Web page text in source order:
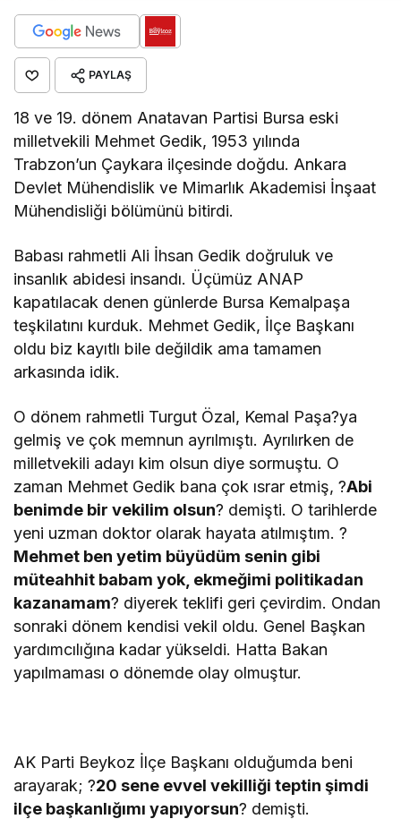
PAYLAŞ
18 ve 19. dönem Anatavan Partisi Bursa eski
milletvekili Mehmet Gedik, 1953 yılında
Trabzon’un Çaykara ilçesinde doğdu. Ankara
Devlet Mühendislik ve Mimarlık Akademisi İnşaat
Mühendisliği bölümünü bitirdi.
Babası rahmetli Ali İhsan Gedik doğruluk ve
insanlık abidesi insandı. Üçümüz ANAP
kapatılacak denen günlerde Bursa Kemalpaşa
teşkilatını kurduk. Mehmet Gedik, İlçe Başkanı
oldu biz kayıtlı bile değildik ama tamamen
arkasında idik.
O dönem rahmetli Turgut Özal, Kemal Paşa?ya
gelmiş ve çok memnun ayrılmıştı. Ayrılırken de
milletvekili adayı kim olsun diye sormuştu. O
zaman Mehmet Gedik bana çok ısrar etmiş, ?Abi
benimde bir vekilim olsun? demişti. O tarihlerde
yeni uzman doktor olarak hayata atılmıştım. ?
Mehmet ben yetim büyüdüm senin gibi
müteahhit babam yok, ekmeğimi politikadan
kazanamam? diyerek teklifi geri çevirdim. Ondan
sonraki dönem kendisi vekil oldu. Genel Başkan
yardımcılığına kadar yükseldi. Hatta Bakan
yapılmaması o dönemde olay olmuştur.
AK Parti Beykoz İlçe Başkanı olduğumda beni
arayarak; ?20 sene evvel vekilliği teptin şimdi
ilçe başkanlığımı yapıyorsun? demişti.